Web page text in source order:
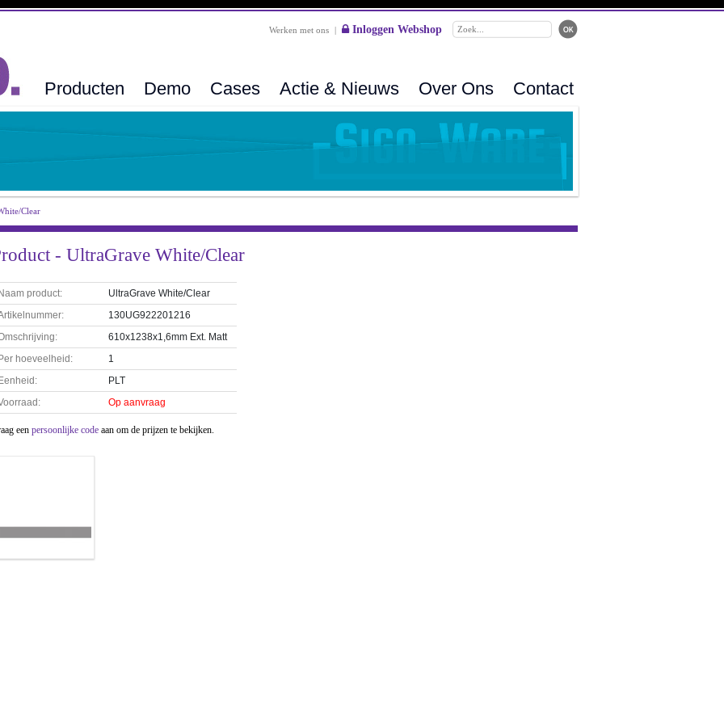
Werken met ons | Inloggen Webshop
Producten Demo Cases Actie & Nieuws Over Ons Contact
Clear
- UltraGrave White/Clear
product:
UltraGrave White/Clear
130UG922201216
610x1238x1,6mm Ext. Matt
hoeveelheid:
1
PLT
Op aanvraag
een persoonlijke code aan om de prijzen te bekijken.